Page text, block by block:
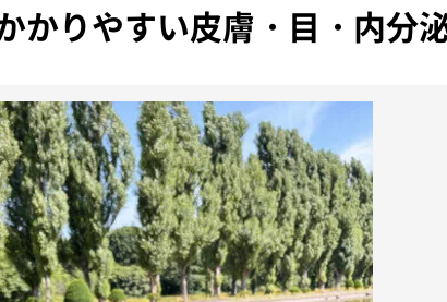
りやすい皮膚・目・内分